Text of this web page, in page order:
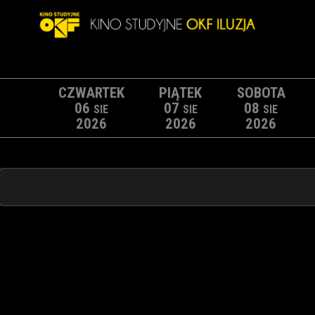
CZWARTEK
06 SIE
2026
PIĄTEK
07 SIE
2026
SOBOTA
08 SIE
2026